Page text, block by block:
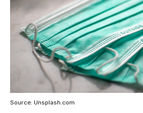
Source: Unsplash.com